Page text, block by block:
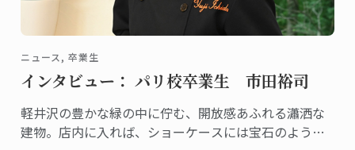
ニュース, 卒業生
インタビュー： パリ校卒業生 市田裕司
軽井沢の豊かな緑の中に佇む、開放感あふれる瀟洒な
建物。店内に入れば、ショーケースには宝石のように